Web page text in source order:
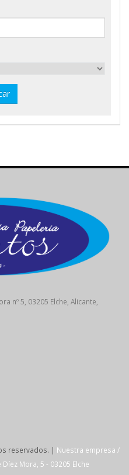
nº 5, 03205 Elche, Alicante,
reservados. | Nuestra empresa /
Mora, 5 - 03205 Elche